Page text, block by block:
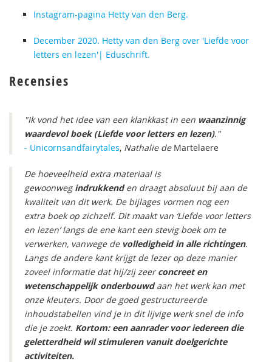
Instagram-pagina Hetty van den Berg.
December 2020. Hetty van den Berg over 'Liefde voor
letters en lezen'| Eduschrift.
Recensies
"Ik vond het idee van een klankkast in een waanzinnig
waardevol boek (Liefde voor letters en lezen)."
- Unicornsandfairytales, Nathalie de Martelaere
De hoeveelheid extra materiaal is
gewoonweg indrukkenden draagt absoluut bij aan de
kwaliteit van dit werk. De bijlages vormen nog een
extra boek op zichzelf. Dit maakt van ‘Liefde voor letters
en lezen’ langs de ene kant een stevig boek om te
verwerken, vanwege devolledigheid in alle richtingen.
Langs de andere kant krijgt de lezer op deze manier
zoveel informatie dat hij/zij zeerconcreet en
wetenschappelijk onderbouwdaan het werk kan met
onze kleuters. Door de goed gestructureerde
inhoudstabellen vind je in dit lijvige werk snel de info
die je zoekt. Kortom: een aanrader voor iedereen die
geletterdheid wil stimuleren vanuit doelgerichte
activiteiten.